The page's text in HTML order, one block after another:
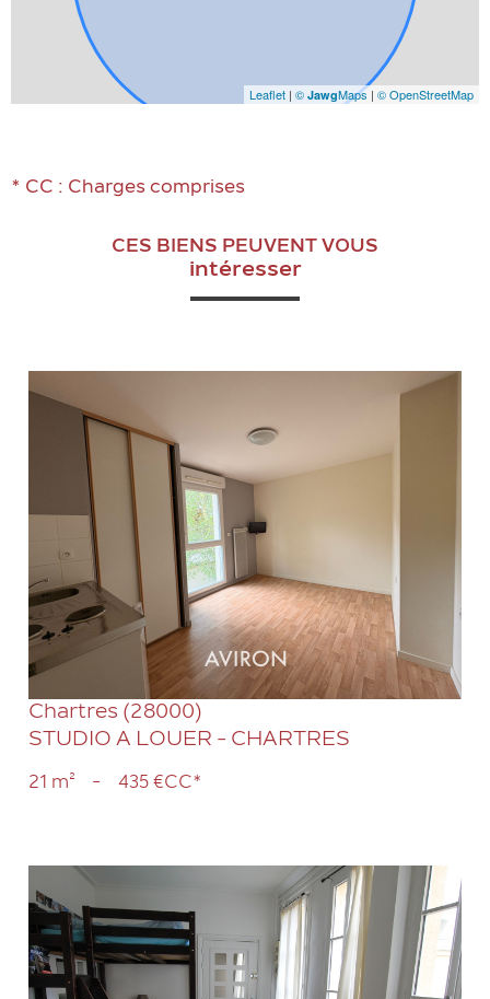
Leaflet | © JawgMaps | © OpenStreetMap
* CC : Charges comprises
CES BIENS PEUVENT VOUS
intéresser
VOIR LE BIEN
Chartres (28000)
STUDIO A LOUER - CHARTRES
21 m² - 435 €CC*